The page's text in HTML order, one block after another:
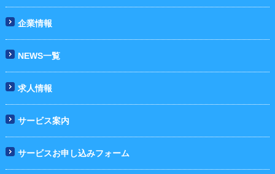
企業情報
NEWS一覧
求人情報
サービス案内
サービスお申し込みフォーム